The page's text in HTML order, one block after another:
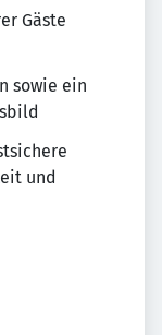
Gäste
sowie ein
und